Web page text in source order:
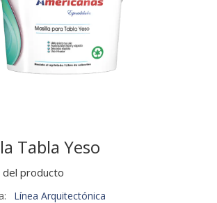
Tabla Yeso
del producto
Línea Arquitectónica